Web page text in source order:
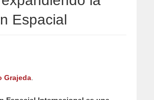
Espacial
Grajeda